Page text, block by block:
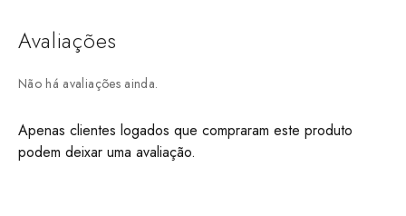
Avaliações
Não há avaliações ainda.
Apenas clientes logados que compraram este produto
podem deixar uma avaliação.